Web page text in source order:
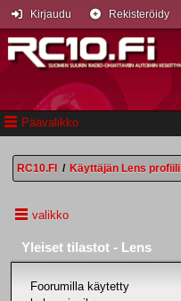
Päävalikko
Kirjaudu Rekisteröidy
RC10.FI / Käyttäjän Lens profiili
valikko
Yleiset tilastot - Lens
Foorumilla käytetty